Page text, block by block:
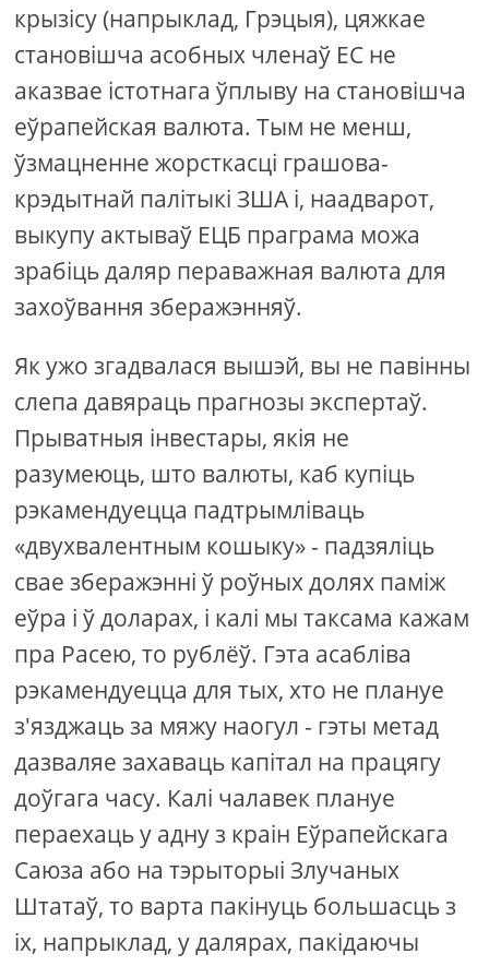
крызісу (напрыклад, Грэцыя), цяжкае
становішча асобных членаў ЕС не
аказвае істотнага ўплыву на становішча
еўрапейская валюта. Тым не менш,
ўзмацненне жорсткасці грашова-
крэдытнай палітыкі ЗША і, наадварот,
выкупу актываў ЕЦБ праграма можа
зрабіць даляр пераважная валюта для
захоўвання зберажэнняў.
Як ужо згадвалася вышэй, вы не павінны
слепа давяраць прагнозы экспертаў.
Прыватныя інвестары, якія не
разумеюць, што валюты, каб купіць
рэкамендуецца падтрымліваць
«двухвалентным кошыку» - падзяліць
свае зберажэнні ў роўных долях паміж
еўра і ў доларах, і калі мы таксама кажам
пра Расею, то рублёў. Гэта асабліва
рэкамендуецца для тых, хто не плануе
з'язджаць за мяжу наогул - гэты метад
дазваляе захаваць капітал на працягу
доўгага часу. Калі чалавек плануе
пераехаць у адну з краін Еўрапейскага
Саюза або на тэрыторыі Злучаных
Штатаў, то варта пакінуць большасць з
іх, напрыклад, у далярах, пакідаючы